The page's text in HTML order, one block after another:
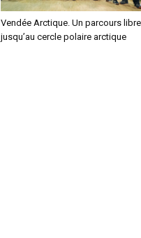
Vendée Arctique. Un parcours libre
jusqu’au cercle polaire arctique